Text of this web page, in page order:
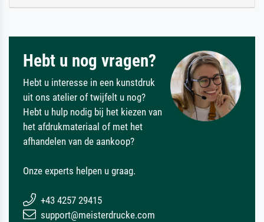
Hebt u nog vragen?
Hebt u interesse in een kunstdruk
uit ons atelier of twijfelt u nog?
Hebt u hulp nodig bij het kiezen van
het afdrukmateriaal of met het
afhandelen van de aankoop?
Onze experts helpen u graag.
+43 4257 29415
support@meisterdrucke.com